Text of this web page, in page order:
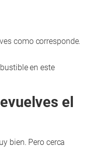
como corresponde.
en este
el
bien. Pero cerca